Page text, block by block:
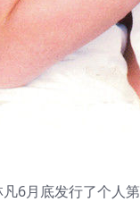
6月底发行了个人